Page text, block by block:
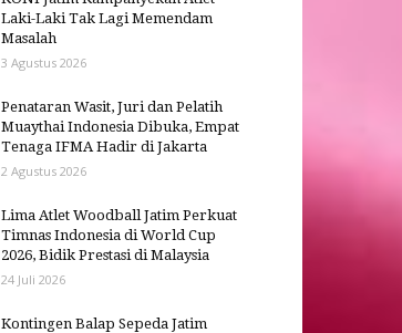
Laki-Laki Tak Lagi Memendam
Masalah
3 Agustus 2026
Penataran Wasit, Juri dan Pelatih
Muaythai Indonesia Dibuka, Empat
Tenaga IFMA Hadir di Jakarta
2 Agustus 2026
Lima Atlet Woodball Jatim Perkuat
Timnas Indonesia di World Cup
2026, Bidik Prestasi di Malaysia
24 Juli 2026
Kontingen Balap Sepeda Jatim